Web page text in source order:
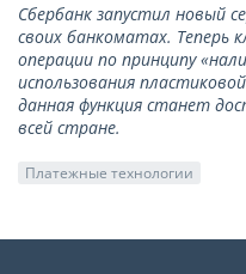
Сбербанк запустил новый
своих банкоматах. Теперь
операции по принципу
использования
данная функция станет
всей стране.
Платежные технологии